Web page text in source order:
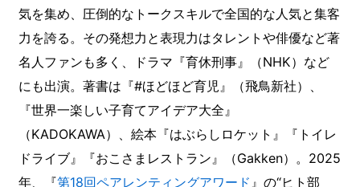
気を集め、圧倒的なトークスキルで全国的な人気と集客
力を誇る。その発想力と表現力はタレントや俳優など著
名人ファンも多く、ドラマ『育休刑事』（NHK）など
にも出演。著書は『#ほどほど育児』（飛鳥新社）、
『世界一楽しい子育てアイデア大全』
（KADOKAWA）、絵本『はぶらしロケット』『トイレ
ドライブ』『おこさまレストラン』（Gakken）。2025
年、『第18回ペアレンティングアワード 』の“ヒト部